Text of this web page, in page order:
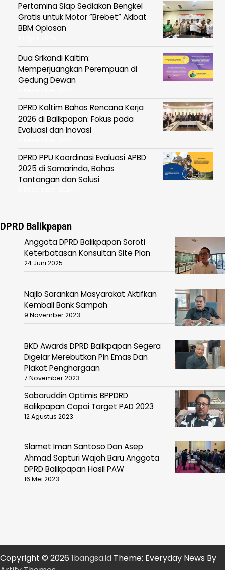
Pertamina Siap Sediakan Bengkel
Gratis untuk Motor ”Brebet” Akibat
BBM Oplosan
Dua Srikandi Kaltim:
Memperjuangkan Perempuan di
Gedung Dewan
DPRD Kaltim Bahas Rencana Kerja
2026 di Balikpapan: Fokus pada
Evaluasi dan Inovasi
DPRD PPU Koordinasi Evaluasi APBD
2025 di Samarinda, Bahas
Tantangan dan Solusi
DPRD Balikpapan
Anggota DPRD Balikpapan Soroti
Keterbatasan Konsultan Site Plan
24 Juni 2025
Najib Sarankan Masyarakat Aktifkan
Kembali Bank Sampah
9 November 2023
BKD Awards DPRD Balikpapan Segera
Digelar Merebutkan Pin Emas Dan
Plakat Penghargaan
7 November 2023
Sabaruddin Optimis BPPDRD
Balikpapan Capai Target PAD 2023
12 Agustus 2023
Slamet Iman Santoso Dan Asep
Ahmad Sapturi Wajah Baru Anggota
DPRD Balikpapan Hasil PAW
16 Mei 2023
Copyright © 2026 1bangsa.id Theme: Everyday News By